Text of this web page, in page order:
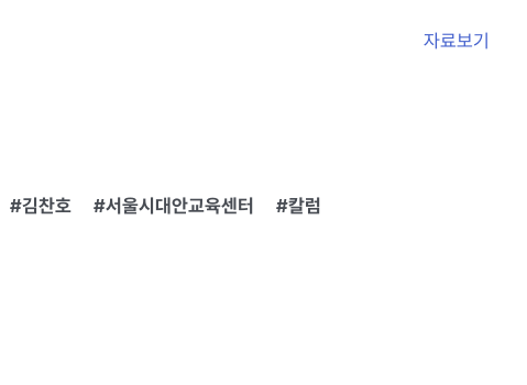
자료보기
김찬호 서울시대안교육센터 칼럼